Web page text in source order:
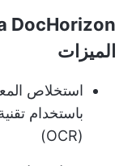
الميزات
استخلاص
باستخدام
(OCR)